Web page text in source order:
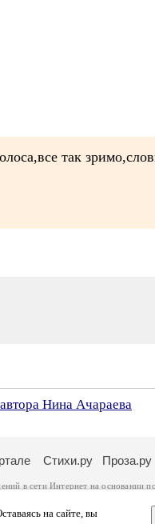
так
Нина Ачараева
на сайте, вы
Стихи.ру Проза.ру
в сети Интернет на основании
с согласия его автора, к
законодательства
подробнуюинформацию о портале